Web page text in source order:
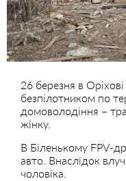
26 березня в
безпілотником по
домоволодіння –
жінку.
В Біленькому FPV-
авто. Внаслідок
чоловіка.